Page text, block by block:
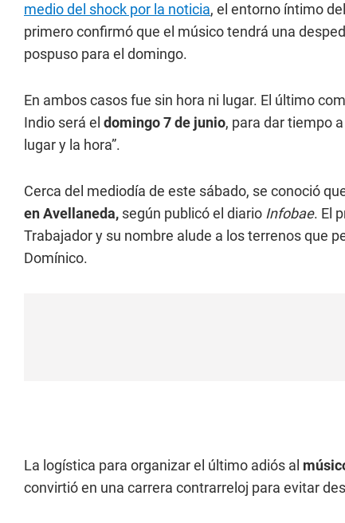
medio del shock por la noticia, el entorno íntimo del
primero confirmó que el músico tendrá una
pospuso para el domingo.
En ambos casos fue sin hora ni lugar. El último
Indio será el domingo 7 de junio, para dar tiempo
lugar y la hora”.
Cerca del mediodía de este sábado, se conoció
en Avellaneda, según publicó el diario Infobae. El
Trabajador y su nombre alude a los terrenos que
Domínico.
La logística para organizar el último adiós al
convirtió en una carrera contrarreloj para evitar